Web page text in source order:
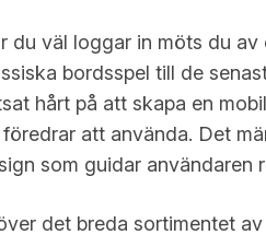
du väl loggar in möts du
bordsspel till de
hårt på att skapa en
föredrar att använda. Det
som guidar användaren
det breda sortimentet